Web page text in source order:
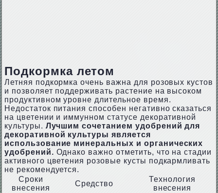
Подкормка летом
Летняя подкормка очень важна для розовых кустов
и позволяет поддерживать растение на высоком
продуктивном уровне длительное время.
Недостаток питания способен негативно сказаться
на цветении и иммунном статусе декоративной
культуры. Лучшим сочетанием удобрений для
декоративной культуры является
использование минеральных и органических
удобрений. Однако важно отметить, что на стадии
активного цветения розовые кусты подкармливать
не рекомендуется.
Сроки
внесения
Средство
Технология
внесения